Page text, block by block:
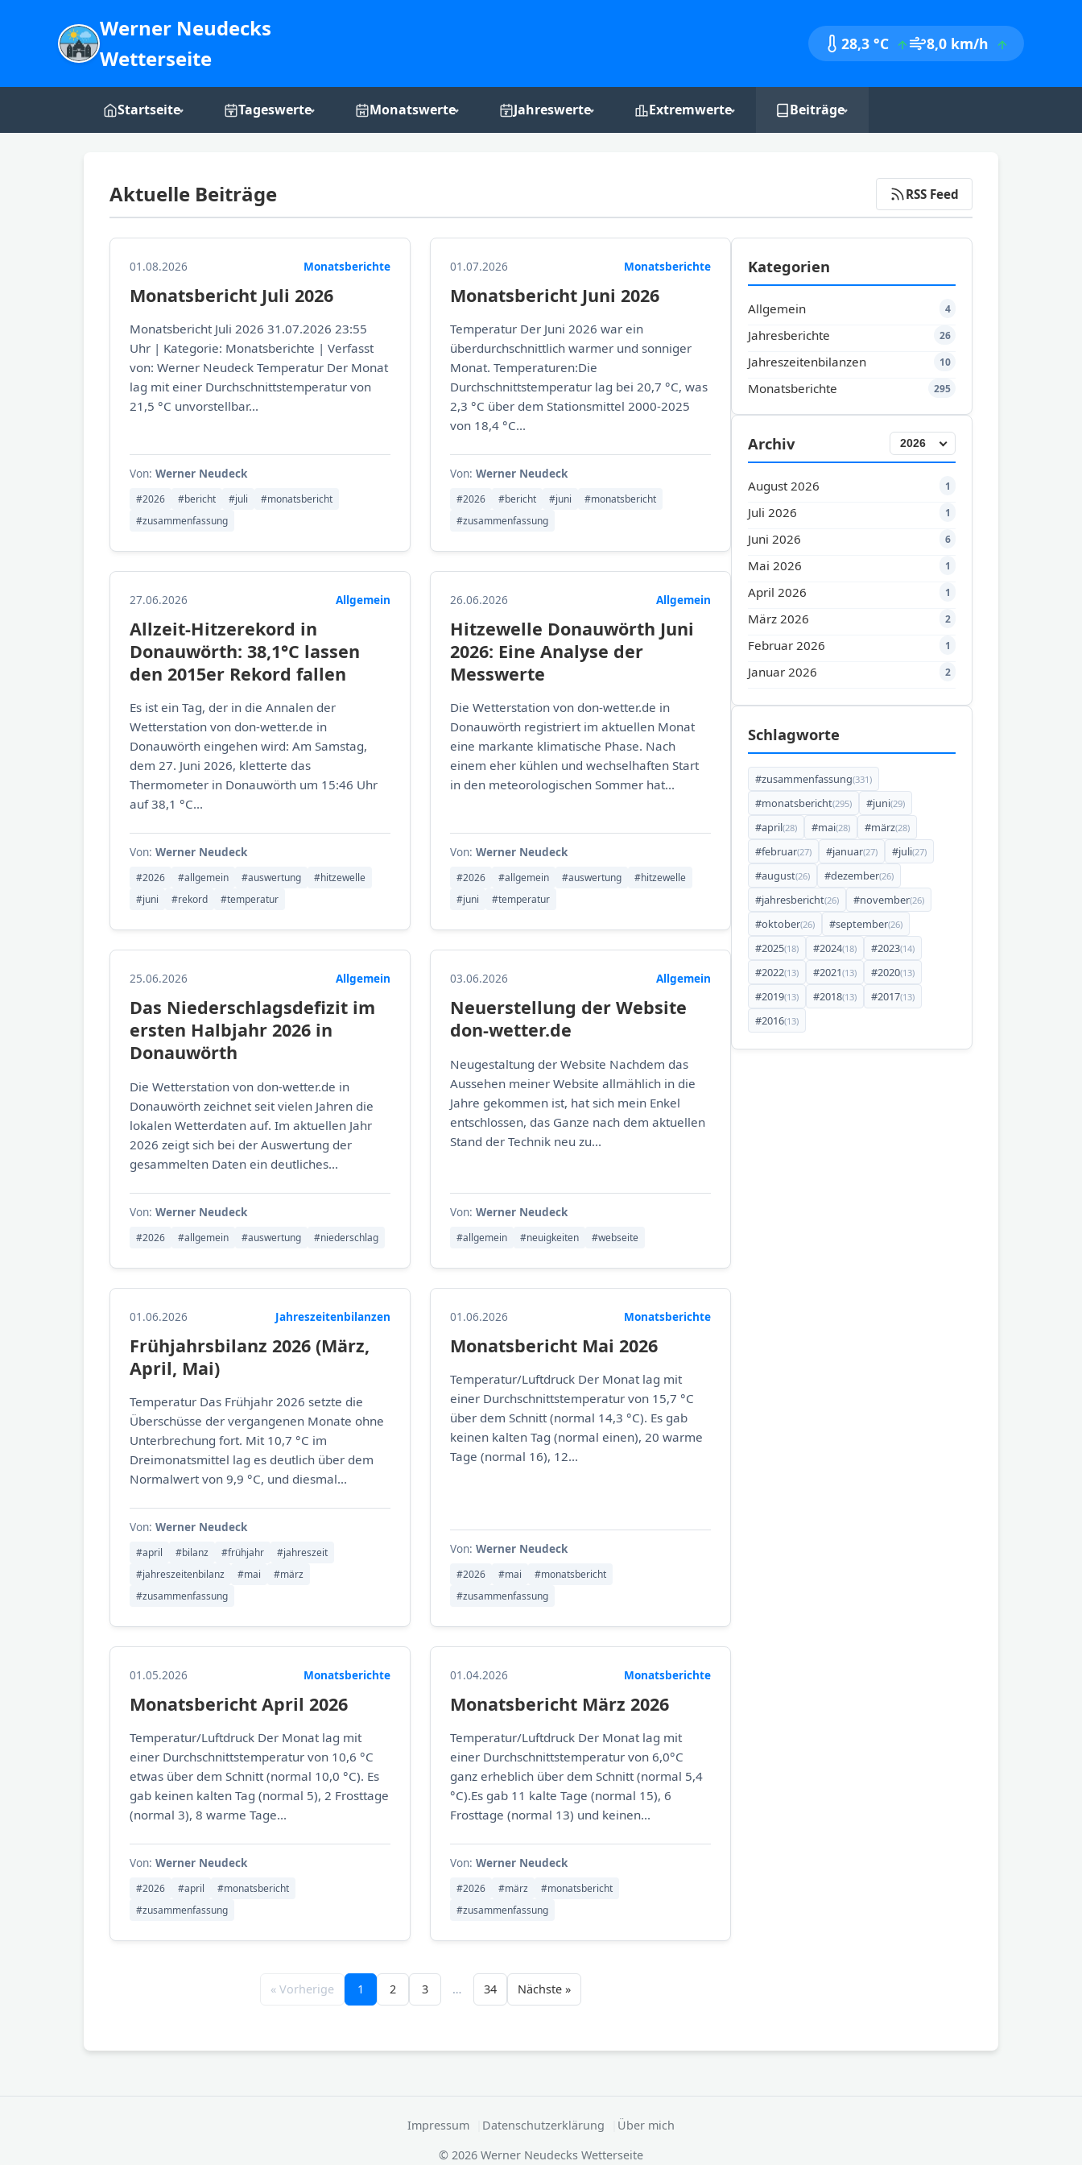
Werner Neudecks
Wetterseite
28,3 °C 8,0 km/h
Startseite
Webcam
Tageswerte Monatswerte Jahreswerte Extremwerte Beiträge
Aktuelle Beiträge RSS Feed
01.08.2026 Monatsberichte
Monatsbericht Juli 2026
Monatsbericht Juli 2026 31.07.2026 23:55
Uhr | Kategorie: Monatsberichte | Verfasst
von: Werner Neudeck Temperatur Der Monat
lag mit einer Durchschnittstemperatur von
21,5 °C unvorstellbar...
Von: Werner Neudeck
#2026 #bericht #juli
#monatsbericht
#zusammenfassung
01.07.2026 Monatsberichte
Monatsbericht Juni 2026
Temperatur Der Juni 2026 war ein
überdurchschnittlich warmer und sonniger
Monat. Temperaturen:Die
Durchschnittstemperatur lag bei 20,7 °C, was
2,3 °C über dem Stationsmittel 2000-2025
von 18,4 °C...
Von: Werner Neudeck
#2026 #bericht #juni
#monatsbericht
#zusammenfassung
27.06.2026 Allgemein
Allzeit-Hitzerekord in
Donauwörth: 38,1°C lassen
den 2015er Rekord fallen
Es ist ein Tag, der in die Annalen der
Wetterstation von don-wetter.de in
Donauwörth eingehen wird: Am Samstag,
dem 27. Juni 2026, kletterte das
Thermometer in Donauwörth um 15:46 Uhr
auf 38,1 °C...
Von: Werner Neudeck
#2026 #allgemein #auswertung
#hitzewelle
#juni
#rekord #temperatur
26.06.2026 Allgemein
Hitzewelle Donauwörth Juni
2026: Eine Analyse der
Messwerte
Die Wetterstation von don-wetter.de in
Donauwörth registriert im aktuellen Monat
eine markante klimatische Phase. Nach
einem eher kühlen und wechselhaften Start
in den meteorologischen Sommer hat...
Von: Werner Neudeck
#2026 #allgemein #auswertung
#hitzewelle
#juni
#temperatur
25.06.2026 Allgemein
Das Niederschlagsdefizit im
ersten Halbjahr 2026 in
Donauwörth
Die Wetterstation von don-wetter.de in
Donauwörth zeichnet seit vielen Jahren die
lokalen Wetterdaten auf. Im aktuellen Jahr
2026 zeigt sich bei der Auswertung der
gesammelten Daten ein deutliches...
Von: Werner Neudeck
#2026 #allgemein #auswertung #niederschlag
03.06.2026 Allgemein
Neuerstellung der Website
don-wetter.de
Neugestaltung der Website Nachdem das
Aussehen meiner Website allmählich in die
Jahre gekommen ist, hat sich mein Enkel
entschlossen, das Ganze nach dem aktuellen
Stand der Technik neu zu...
Von: Werner Neudeck
#allgemein #neuigkeiten #webseite
01.06.2026 Jahreszeitenbilanzen
Frühjahrsbilanz 2026 (März,
April, Mai)
Temperatur Das Frühjahr 2026 setzte die
Überschüsse der vergangenen Monate ohne
Unterbrechung fort. Mit 10,7 °C im
Dreimonatsmittel lag es deutlich über dem
Normalwert von 9,9 °C, und diesmal...
Von: Werner Neudeck
#april #bilanz #frühjahr
#jahreszeit
#jahreszeitenbilanz
#mai
#märz
#zusammenfassung
01.06.2026 Monatsberichte
Monatsbericht Mai 2026
Temperatur/Luftdruck Der Monat lag mit
einer Durchschnittstemperatur von 15,7 °C
über dem Schnitt (normal 14,3 °C). Es gab
keinen kalten Tag (normal einen), 20 warme
Tage (normal 16), 12...
Von: Werner Neudeck
#2026 #mai
#monatsbericht
#zusammenfassung
01.05.2026 Monatsberichte
Monatsbericht April 2026
Temperatur/Luftdruck Der Monat lag mit
einer Durchschnittstemperatur von 10,6 °C
etwas über dem Schnitt (normal 10,0 °C). Es
gab keinen kalten Tag (normal 5), 2 Frosttage
(normal 3), 8 warme Tage...
Von: Werner Neudeck
#2026 #april
#monatsbericht
#zusammenfassung
01.04.2026 Monatsberichte
Monatsbericht März 2026
Temperatur/Luftdruck Der Monat lag mit
einer Durchschnittstemperatur von 6,0°C
ganz erheblich über dem Schnitt (normal 5,4
°C).Es gab 11 kalte Tage (normal 15), 6
Frosttage (normal 13) und keinen...
Von: Werner Neudeck
#2026 #märz
#monatsbericht
#zusammenfassung
« Vorherige 1 2 3 … 34 Nächste »
Kategorien
Allgemein 4
Jahresberichte 26
Jahreszeitenbilanzen 10
Monatsberichte 295
Archiv
August 2026 1
Juli 2026 1
Juni 2026 6
Mai 2026 1
April 2026 1
März 2026 2
Februar 2026 1
Januar 2026 2
Schlagworte
#zusammenfassung(331)
#monatsbericht(295) #juni(29)
#april(28) #mai(28) #märz(28)
#februar(27) #januar(27) #juli(27)
#august(26) #dezember(26)
#jahresbericht(26) #november(26)
#oktober(26) #september(26)
#2025(18) #2024(18) #2023(14)
#2022(13) #2021(13) #2020(13)
#2019(13) #2018(13) #2017(13)
#2016(13)
Impressum Datenschutzerklärung
Über mich
© 2026 Werner Neudecks Wetterseite